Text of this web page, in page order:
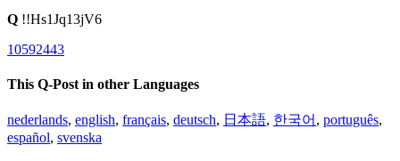
Q !!Hs1Jq13jV6
10592443
This Q-Post in other Languages
nederlands, english, français, deutsch, 日本語, 한국어 , português,
español, svenska